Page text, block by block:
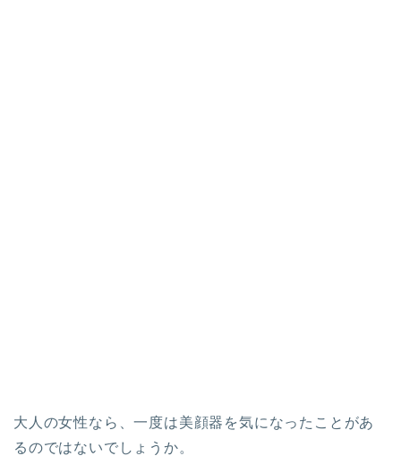
大人の女性なら、一度は美顔器を気になったことがあ
るのではないでしょうか。